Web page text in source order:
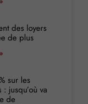
des loyers
de plus
sur les
jusqu’où va
de